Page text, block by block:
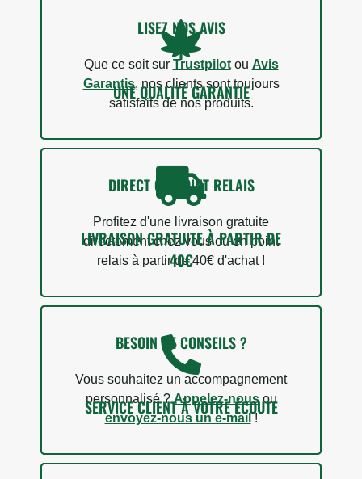
UNE QUALITÉ GARANTIE
LISEZ NOS AVIS
Que ce soit sur Trustpilotou Avis
Garantis, nos clients sont toujours
satisfaits de nos produits.
LIVRAISON GRATUITE À PARTIR DE
40€
DIRECT OU POINT RELAIS
Profitez d'une livraison gratuite
directement chez vous ou en point
relais à partir de 40€ d'achat !
SERVICE CLIENT À VOTRE ÉCOUTE
BESOIN DE CONSEILS ?
Vous souhaitez un accompagnement
personnalisé ?Appelez-nousou
envoyez-nous un e-mail!